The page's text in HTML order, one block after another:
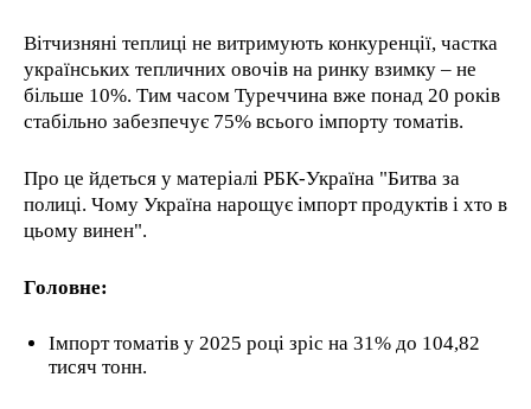
Вітчизняні теплиці не витримують конкуренції, частка
українських тепличних овочів на ринку взимку – не
більше 10%. Тим часом Туреччина вже понад 20 років
стабільно забезпечує 75% всього імпорту томатів.
Про це йдеться у матеріалі РБК-Україна "Битва за
полиці. Чому Україна нарощує імпорт продуктів і хто в
цьому винен".
Головне:
Імпорт томатів у 2025 році зріс на 31% до 104,82
тисяч тонн.